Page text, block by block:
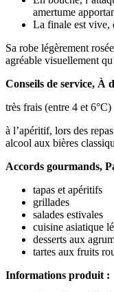
amertume
La finale est vive,
Sa robe légèrement
agréable visuellement
Conseils de service, À
très frais (entre 4 et 6°C)
à l’apéritif, lors des
alcool aux bières
Accords gourmands,
tapas et apéritifs
grillades
salades estivales
cuisine asiatique
desserts aux
tartes aux fruits
Informations produit :